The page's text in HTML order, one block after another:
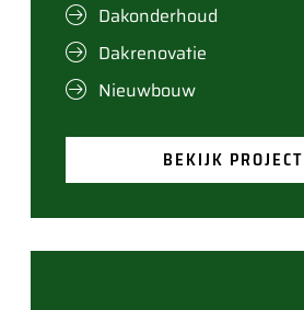
Dakonderhoud
Dakrenovatie
Nieuwbouw
BEKIJK